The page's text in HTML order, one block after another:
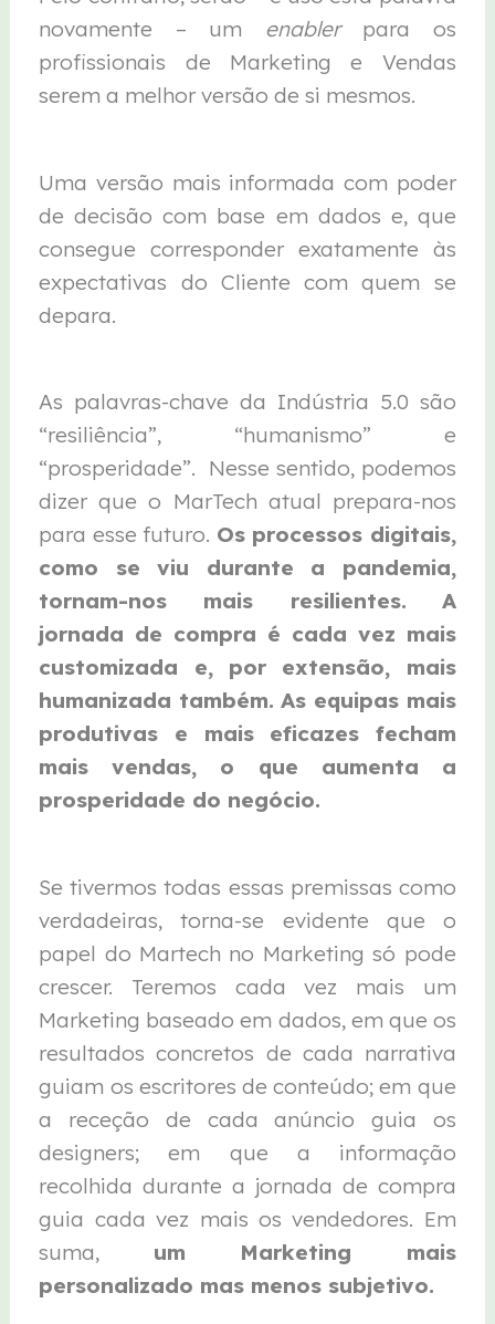
novamente – um enabler para os
profissionais de Marketing e Vendas
serem a melhor versão de si mesmos.
Uma versão mais informada com poder
de decisão com base em dados e, que
consegue corresponder exatamente às
expectativas do Cliente com quem se
depara.
As palavras-chave da Indústria 5.0 são
“resiliência”, “humanismo” e
“prosperidade”. Nesse sentido, podemos
dizer que o MarTech atual prepara-nos
para esse futuro. Os processos digitais,
como se viu durante a pandemia,
tornam-nos mais resilientes.
A
jornada de compra é cada vez mais
customizada e, por extensão, mais
humanizada também. As equipas mais
produtivas e mais eficazes fecham
mais vendas, o que aumenta a
prosperidade do negócio.
Se tivermos todas essas premissas como
verdadeiras, torna-se evidente que o
papel do Martech no Marketing só pode
crescer. Teremos cada vez mais um
Marketing baseado em dados, em que os
resultados concretos de cada narrativa
guiam os escritores de conteúdo; em que
a receção de cada anúncio guia os
designers; em que a informação
recolhida durante a jornada de compra
guia cada vez mais os vendedores. Em
suma, um Marketing mais
personalizado mas menos subjetivo.